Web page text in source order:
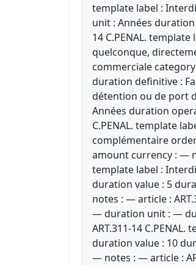
template label :
unit : Années
14 C.PENAL.
quelconque,
commerciale
duration definitive :
détention ou de port
Années duration
C.PENAL. template
complémentaire
amount currency : —
template label :
duration value : 5
notes : — article :
— duration unit : —
ART.311-14
duration value : 10
— notes : — article :